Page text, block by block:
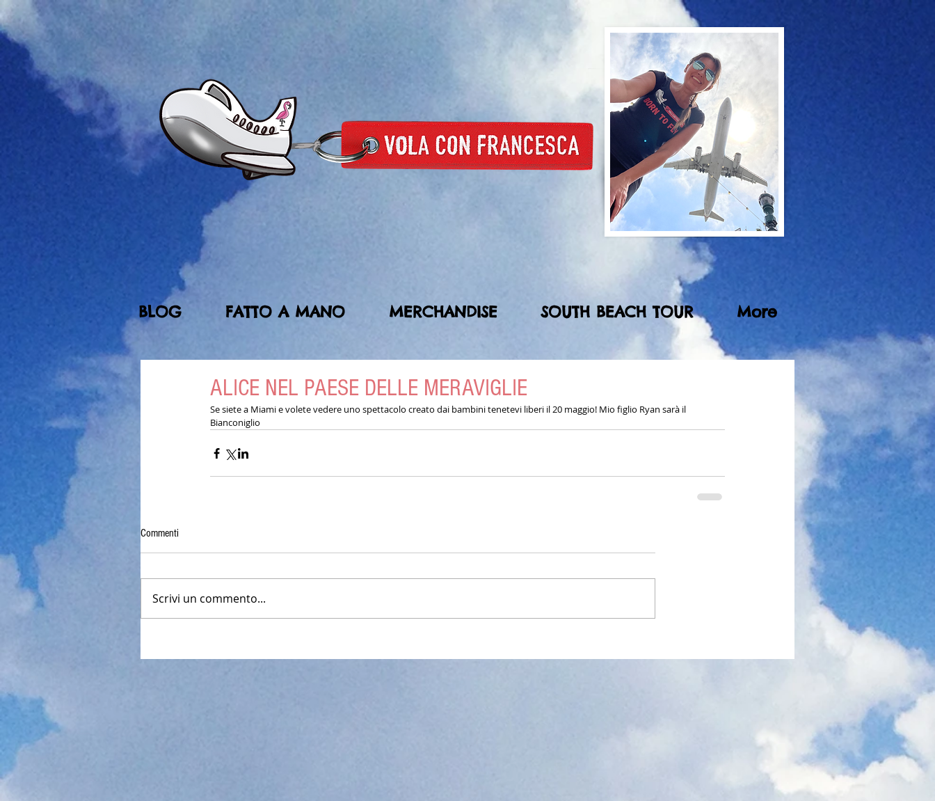
BLOG FATTO A MANO MERCHANDISE SOUTH BEACH TOUR More
ALICE NEL PAESE DELLE MERAVIGLIE
Se siete a Miami e volete vedere uno spettacolo creato dai bambini tenetevi liberi il 20 maggio! Mio figlio Ryan sarà il
Bianconiglio
Commenti
Scrivi un commento...